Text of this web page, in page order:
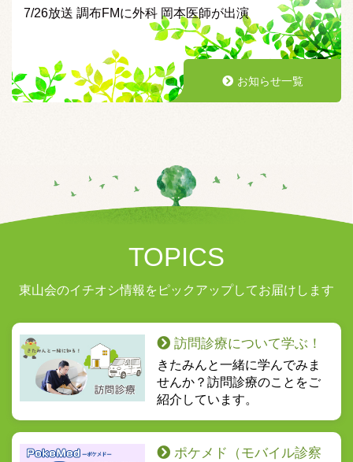
7/26放送 調布FMに外科 岡本医師が出演
お知らせ一覧
TOPICS
東山会のイチオシ情報をピックアップしてお届けします
訪問診療について学ぶ！
きたみんと一緒に学んでみま
せんか？訪問診療のことをご
紹介しています。
ポケメド（モバイル診察